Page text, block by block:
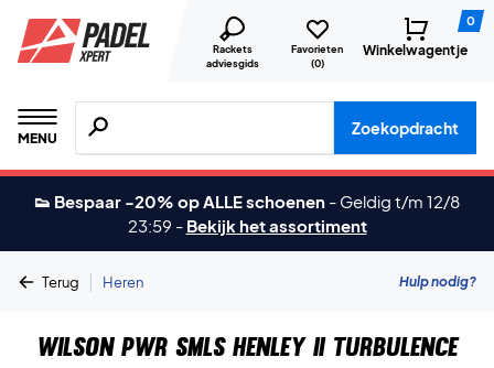
Rackets
adviesgids
Favorieten
(0)
0
Winkelwagentje
MENU
Zoeken naar producten, merken etc.
Zoekopdracht
👟 Bespaar -20% op ALLE schoenen - Geldig t/m 12/8
23:59 - Bekijk het assortiment
Terug | Heren Hulp nodig?
Wilson PWR SMLS Henley II Turbulence